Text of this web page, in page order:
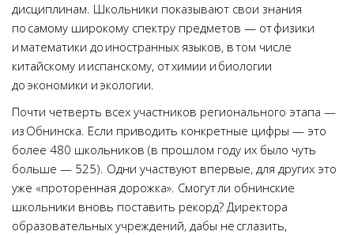
дисциплинам. Школьники показывают свои знания
по самому широкому спектру предметов — от физики
и математики до иностранных языков, в том числе
китайскому и испанскому, от химии и биологии
до экономики и экологии.
Почти четверть всех участников регионального этапа —
из Обнинска. Если приводить конкретные цифры — это
более 480 школьников (в прошлом году их было чуть
больше — 525). Одни участвуют впервые, для других это
уже «проторенная дорожка». Смогут ли обнинские
школьники вновь поставить рекорд? Директора
образовательных учреждений, дабы не сглазить,